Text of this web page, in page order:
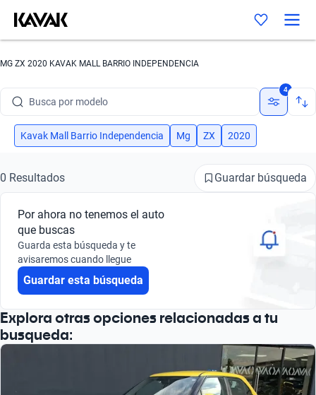
MG ZX 2020 KAVAK MALL BARRIO INDEPENDENCIA
Busca por modelo
Busca por versión
Busca por marca
Busca por modelo
Busca por versión
4
Kavak Mall Barrio Independencia Mg ZX 2020
0 Resultados Guardar búsqueda
Por ahora no tenemos el auto
que buscas
Guarda esta búsqueda y te
avisaremos cuando llegue
Guardar esta búsqueda
Explora otras opciones relacionadas a tu
busqueda: